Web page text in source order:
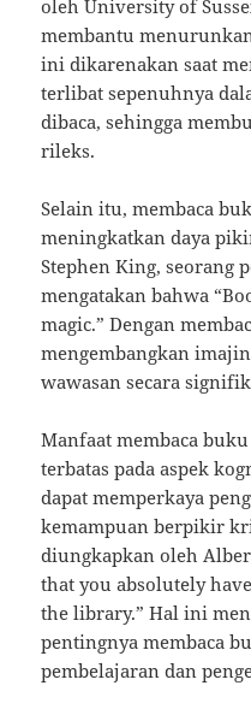
oleh University of
membantu
ini dikarenakan saat
terlibat sepenuhnya
dibaca, sehingga
rileks.
Selain itu, membaca
meningkatkan daya
Stephen King, seorang
mengatakan bahwa
magic.” Dengan
mengembangkan
wawasan secara
Manfaat membaca
terbatas pada aspek
dapat memperkaya
kemampuan berpikir
diungkapkan oleh
that you absolutely
the library.” Hal ini
pentingnya membaca
pembelajaran dan